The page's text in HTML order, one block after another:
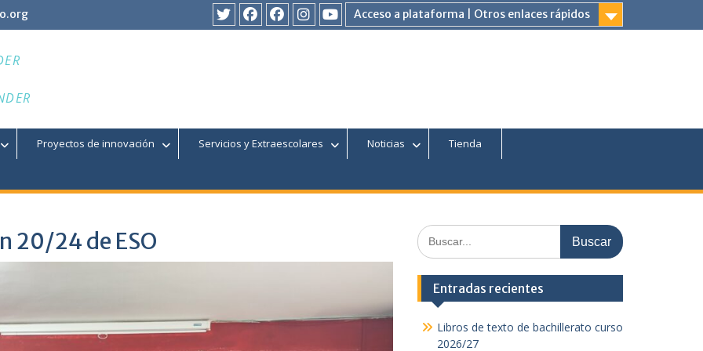
Acceso a plataforma | Otros enlaces rápidos
TwitterFacebookFacebookInstagram
YouTube
Proyectos de innovación Servicios y Extraescolares Noticias Tienda
20/24 de ESO Buscar:
Entradas recientes
Libros de texto de bachillerato curso
2026/27